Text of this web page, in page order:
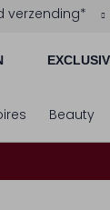
verzending*
Beauty